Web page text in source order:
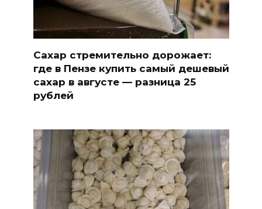
Сахар стремительно дорожает:
где в Пензе купить самый дешевый
сахар в августе — разница 25
рублей